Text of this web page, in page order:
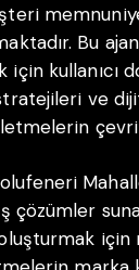
Bu
için kullanıcı
ve
çözümler
için